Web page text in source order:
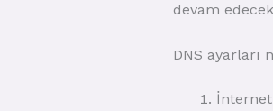
devam
DNS ayarları
İnternet